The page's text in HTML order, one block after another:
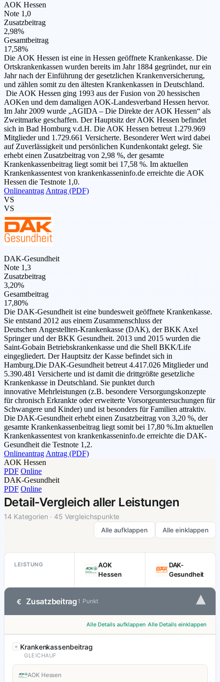
AOK Hessen
Note 1,0
Zusatzbeitrag
2,98%
Gesamtbeitrag
17,58%
Die AOK Hessen ist eine in Hessen geöffnete Krankenkasse. Die
Ortskrankenkassen wurden bereits im Jahr 1884 gegründet, nur ein
Jahr nach der Einführung der gesetzlichen Krankenversicherung,
und zählen somit zu den ältesten Krankenkassen in Deutschland.
Die AOK Hessen ging 1993 aus der Fusion von 20 hessischen
AOKen und dem damaligen AOK-Landesverband Hessen hervor.
Im Jahr 2009 wurde „AGIDA – Die Direkte der AOK Hessen“ als
Zweitmarke geschaffen. Der Hauptsitz der AOK Hessen befindet
sich in Bad Homburg v.d.H. Die AOK Hessen betreut 1.279.969
Mitglieder und 1.729.661 Versicherte. Besonderer Wert wird dabei
auf Zuverlässigkeit und persönlichen Kundenkontakt gelegt. Sie
erhebt einen Zusatzbeitrag von 2,98 %, der gesamte
Krankenkassenbeitrag liegt somit bei 17,58 %. Im aktuellen
Krankenkassentest von krankenkasseninfo.de erreichte die AOK
Hessen die Testnote 1,0.
Onlineantrag Antrag (PDF)
VS
VS
DAK-Gesundheit
Note 1,3
Zusatzbeitrag
3,20%
Gesamtbeitrag
17,80%
Die DAK-Gesundheit ist eine bundesweit geöffnete Krankenkasse.
Sie entstand 2012 aus einem Zusammenschluss der
Deutschen Angestellten-Krankenkasse (DAK), der BKK Axel
Springer und der BKK Gesundheit. 2013 und 2015 wurden die
Saint-Gobain Betriebskrankenkasse und die Shell BKK/Life
eingegliedert. Der Hauptsitz der Kasse befindet sich in
Hamburg.Die DAK-Gesundheit betreut 4.417.026 Mitglieder und
5.390.481 Versicherte und ist damit die drittgrößte gesetzliche
Krankenkasse in Deutschland. Sie punktet durch
innovative Mehrleistungen (z.B. besondere Versorgungskonzepte
für chronisch Erkrankte oder erweiterte Vorsorgeuntersuchungen für
Schwangere und Kinder) und ist besonders für Familien attraktiv.
Die DAK-Gesundheit erhebt einen Zusatzbeitrag von 3,20 %, der
gesamte Krankenkassenbeitrag liegt somit bei 17,80 %.Im aktuellen
Krankenkassentest von krankenkasseninfo.de erreichte die DAK-
Gesundheit die Testnote 1,2.
Onlineantrag Antrag (PDF)
AOK Hessen
PDF Online
DAK-Gesundheit
PDF Online
Detail-Vergleich aller Leistungen
14 Kategorien · 45 Vergleichspunkte
Alle aufklappen Alle einklappen
LEISTUNG
AOK
Hessen
DAK-
Gesundheit
€ Zusatzbeitrag 1 Punkt ▾
Alle Details aufklappen Alle Details einklappen
Krankenkassenbeitrag
GLEICHAUF
AOK Hessen